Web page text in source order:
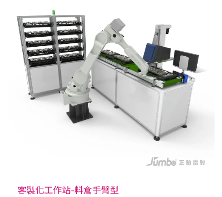
客製化工作站-料倉手臂型